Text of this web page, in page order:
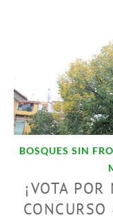
BOSQUES SIN
¡VOTA